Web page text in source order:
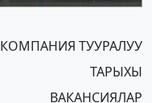
КОМПАНИЯ ТУУРАЛУУ
ТАРЫХЫ
ВАКАНСИЯЛАР